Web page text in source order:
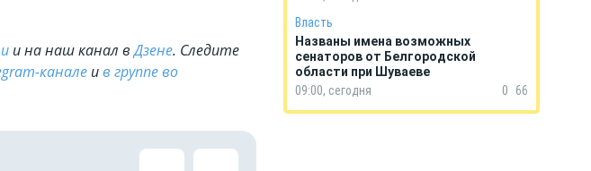
и на наш канал вДзене. Cледите
канале ив группе во
Власть
Названы имена возможных
сенаторов от Белгородской
области при Шуваеве
09:00, сегодня
0 66